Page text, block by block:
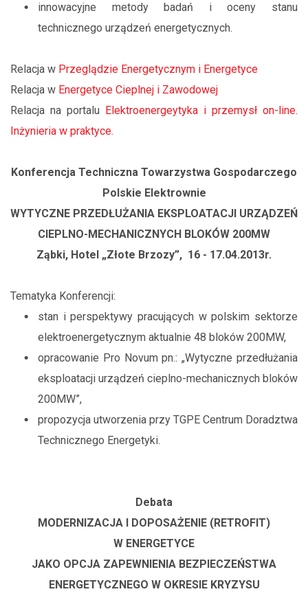
innowacyjne metody badań i oceny stanu
technicznego urządzeń energetycznych.
Relacja w Przeglądzie Energetycznym i Energetyce
Relacja w Energetyce Cieplnej i Zawodowej
Relacja na portalu Elektroenergeytyka i przemysł on-line.
Inżynieria w praktyce.
Konferencja Techniczna Towarzystwa Gospodarczego
Polskie Elektrownie
WYTYCZNE PRZEDŁUŻANIA EKSPLOATACJI URZĄDZEŃ
CIEPLNO-MECHANICZNYCH BLOKÓW 200MW
Ząbki, Hotel „Złote Brzozy”, 16 - 17.04.2013r.
Tematyka Konferencji:
stan i perspektywy pracujących w polskim sektorze
elektroenergetycznym aktualnie 48 bloków 200MW,
opracowanie Pro Novum pn.: „Wytyczne przedłużania
eksploatacji urządzeń cieplno-mechanicznych bloków
200MW”,
propozycja utworzenia przy TGPE Centrum Doradztwa
Technicznego Energetyki.
Debata
MODERNIZACJA I DOPOSAŻENIE (RETROFIT)
W ENERGETYCE
JAKO OPCJA ZAPEWNIENIA BEZPIECZEŃSTWA
ENERGETYCZNEGO W OKRESIE KRYZYSU